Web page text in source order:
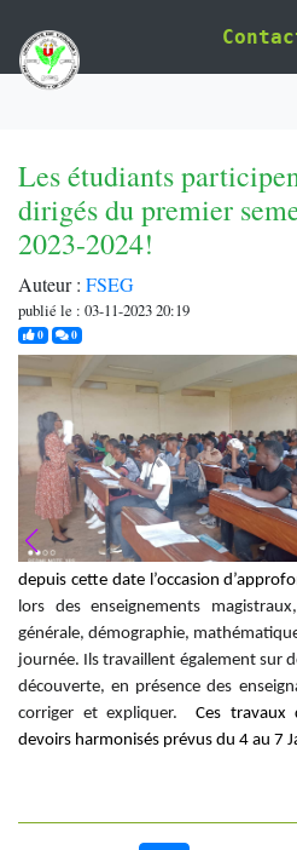
Les étudiants
dirigés du premier
2023-2024!
Auteur : FSEG
publié le : 03-11-2023 20:19
0j'aime0commentaires
depuis cette date l’occasion
lors des enseignements
générale, démographie,
journée. Ils travaillent également sur
découverte, en présence des
corriger et expliquer.
Ces travaux
devoirs harmonisés prévus du 4 au 7